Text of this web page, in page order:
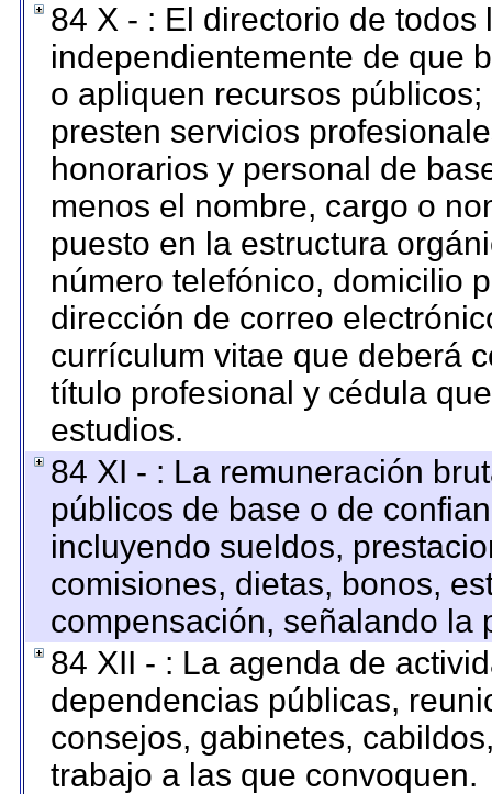
84 X - : El directorio de
independientemente de que
o apliquen recursos
presten servicios
honorarios y personal de
menos el nombre, cargo o
puesto en la estructura
número telefónico, domicilio
dirección de correo
currículum vitae que deberá
título profesional y cédula
estudios.
84 XI - : La remuneración
públicos de base o de
incluyendo sueldos,
comisiones, dietas, bonos,
compensación, señalando la
84 XII - : La agenda de
dependencias públicas,
consejos, gabinetes,
trabajo a las que convoquen.